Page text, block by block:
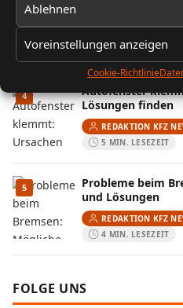
Ablehnen
Voreinstellungen anzeigen
Cookie-Richtlinie
5 MIN. LESEZEIT
4
Autofenster
Lösungen finden
REDAKTION KFZ
5 MIN. LESEZEIT
5
Probleme beim
und Lösungen
REDAKTION KFZ
4 MIN. LESEZEIT
FOLGE UNS